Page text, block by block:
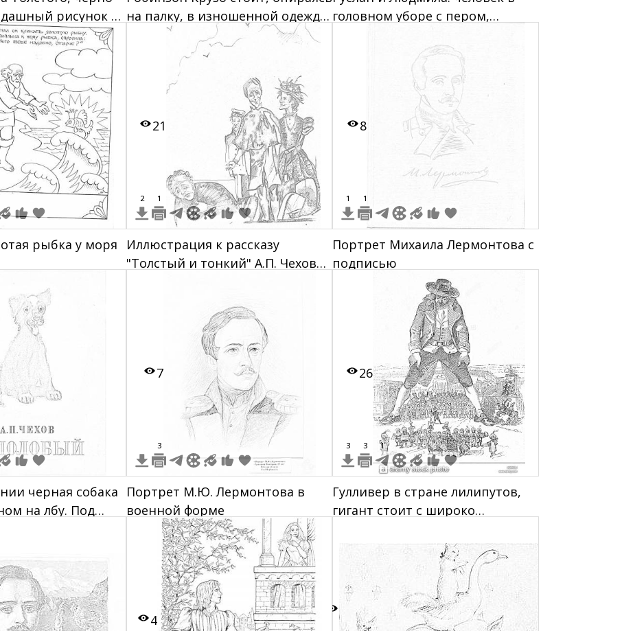
рисунок с
на палку, в изношенной одежде
и шляпе
головном уборе с пером,
рыбка у моря
21
2 1
Иллюстрация к рассказу
"Толстый и тонкий" А.П. Чехова,
мужчина в военной форме,
человек спит на земле, птицы в
8
1 1
Портрет Михаила Лермонтова с
подписью
черная собака
на лбу. Под
цветами.
7
3
Портрет М.Ю. Лермонтова в
военной форме
26
3 3 1
Гулливер в стране лилипутов,
гигант стоит с широко
маленькие люди внизу, здания
и различные объекты на фоне
4